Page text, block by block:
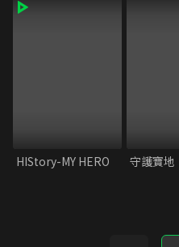
HIStory-MY HERO 守護寶地